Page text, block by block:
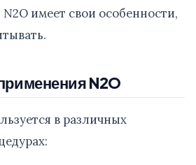
имеет свои особенности,
N2O
в различных